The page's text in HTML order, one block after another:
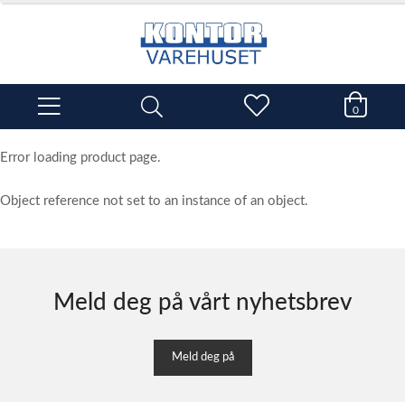
0
Error loading product page.
Object reference not set to an instance of an object.
Meld deg på vårt nyhetsbrev
Meld deg på